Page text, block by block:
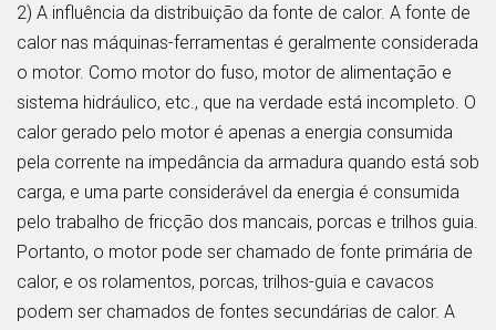
2) A influência da distribuição da fonte de calor. A fonte de
calor nas máquinas-ferramentas é geralmente considerada
o motor. Como motor do fuso, motor de alimentação e
sistema hidráulico, etc., que na verdade está incompleto. O
calor gerado pelo motor é apenas a energia consumida
pela corrente na impedância da armadura quando está sob
carga, e uma parte considerável da energia é consumida
pelo trabalho de fricção dos mancais, porcas e trilhos guia.
Portanto, o motor pode ser chamado de fonte primária de
calor, e os rolamentos, porcas, trilhos-guia e cavacos
podem ser chamados de fontes secundárias de calor. A